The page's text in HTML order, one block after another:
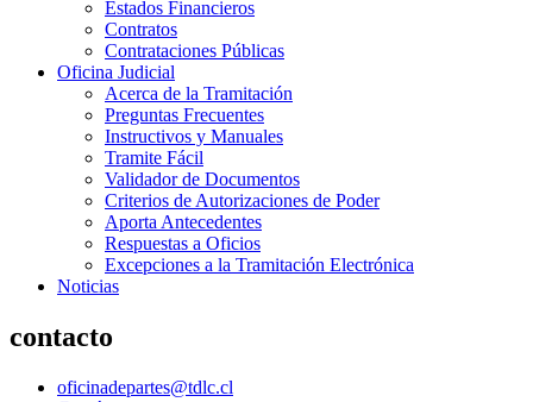
Estados Financieros
Contratos
Contrataciones Públicas
Oficina Judicial
Acerca de la Tramitación
Preguntas Frecuentes
Instructivos y Manuales
Tramite Fácil
Validador de Documentos
Criterios de Autorizaciones de Poder
Aporta Antecedentes
Respuestas a Oficios
Excepciones a la Tramitación Electrónica
Noticias
contacto
oficinadepartes@tdlc.cl